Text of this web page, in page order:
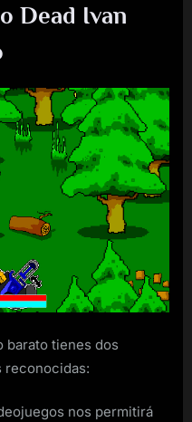
Dead Ivan
barato tienes dos
reconocidas:
nos permitirá